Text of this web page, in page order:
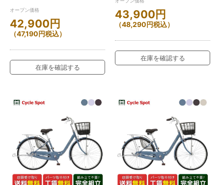
オープン価格
42,900円
（47,190円税込）
在庫を確認する
43,900円
（48,290円税込）
在庫を確認する